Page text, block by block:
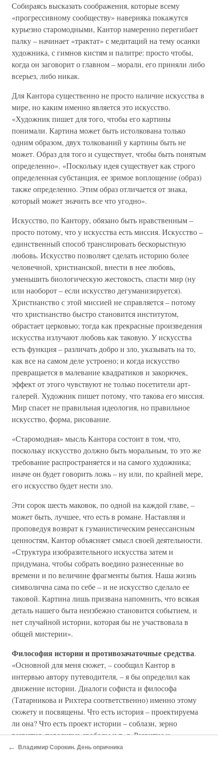
Собираясь высказать соображения, которые всему
«прогрессивному сообществу» наверняка покажутся
курьезно старомодными, Кантор намеренно перегибает
палку – начинает «трактат» с медитаций на тему осанки
художника, с гимнов кистям и палитре: просто чтобы,
когда он заговорит о главном – морали, его приняли либо
всерьез, либо никак.
Для Кантора существенно не просто наличие искусства в
мире, но каким именно является это искусство.
«Художник пишет для того, чтобы его картины
понимали. Картина может быть истолкована только
одним образом, двух толкований у картины быть не
может. Образ для того и существует, чтобы быть понятым
определенно». «Поскольку идея существует как строго
определенная субстанция, ее зримое воплощение (образ)
также определенно. Этим образ отличается от знака,
который может значить все что угодно».
Искусство, по Кантору, обязано быть нравственным –
просто потому, что у искусства есть миссия. Искусство –
единственный способ транслировать бескорыстную
любовь. Искусство позволяет сделать историю более
человечной, христианской, внести в нее любовь,
уменьшить биологическую жестокость, спасти мир (ну
или наоборот – если искусство дегуманизируется).
Христианство с этой миссией не справляется – потому
что христианство быстро становится институтом,
обрастает церковью; тогда как прекрасные произведения
искусства излучают любовь как таковую. У искусства
есть функция – различать добро и зло, указывать на то,
как все на самом деле устроено; и когда искусство
превращается в малевание квадратиков и закорючек,
эффект от этого чувствуют не только посетители арт-
галерей. Художник пишет потому, что такова его миссия.
Мир спасет не правильная идеология, но правильное
искусство, форма, рисование.
«Старомодная» мысль Кантора состоит в том, что,
поскольку искусство должно быть моральным, то это же
требование распространяется и на самого художника;
иначе он будет говорить ложь – ну или, по крайней мере,
его искусство будет нести зло.
Эти сорок шесть маковок, по одной на каждой главе, –
может быть, лучшее, что есть в романе. Наставляя и
проповедуя возврат к гуманистическим ренессансным
ценностям, Кантор объясняет смысл своей деятельности.
«Структура изобразительного искусства затем и
придумана, чтобы собрать воедино разнесенные во
времени и по величине фрагменты бытия. Наша жизнь
символична сама по себе – и не искусство сделало ее
таковой. Картина лишь призвана напомнить, что всякая
деталь нашего быта неизбежно становится событием, и
нет случайной истории, которая бы не участвовала в
общей мистерии».
Философия истории и противозачаточные средства.
«Основной для меня сюжет, – сообщил Кантор в
интервью автору путеводителя, – я бы определил как
движение истории. Диалоги софиста и философа
(Татарникова и Рихтера соответственно) именно этому
сюжету и посвящены. Что есть история – проектируема
ли она? Что есть проект истории – соблазн, зерно
развития, парадигма свободы и т. д. Развитие и
разрешение этого сюжета составляет главную тему
← Владимир Сорокин. День опричника